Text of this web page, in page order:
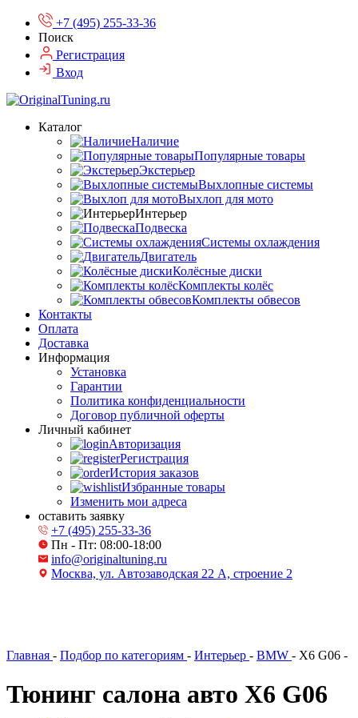
+7 (495) 255-33-36
Поиск
Регистрация
Вход
Каталог
Наличие
Популярные товары
Экстерьер
Выхлопные системы
Выхлоп для мото
Интерьер
Подвеска
Системы охлаждения
Двигатель
Колёсные диски
Комплекты колёс
Комплекты обвесов
Контакты
Оплата
Доставка
Информация
Установка
Гарантии
Политика конфиденциальности
Договор публичной оферты
Личный кабинет
Авторизация
Регистрация
История заказов
Избранные товары
Изменить мои адреса
оставить заявку
+7 (495) 255-33-36
Пн - Пт: 08:00-18:00
info@originaltuning.ru
Москва, ул. Автозаводская 22 А, строение 2
Главная - Подбор по категориям - Интерьер - BMW - X6 G06 -
Тюнинг салона авто X6 G06